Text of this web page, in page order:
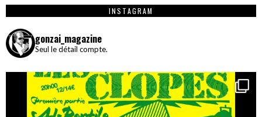
INSTAGRAM
gonzai_magazine
Seul le détail compte.